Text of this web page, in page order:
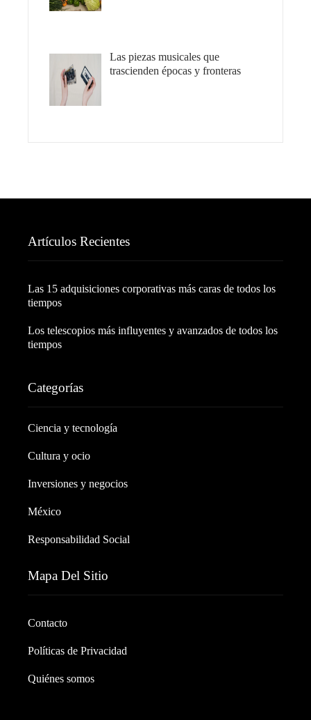
Las piezas musicales que
trascienden épocas y fronteras
Artículos Recientes
Las 15 adquisiciones corporativas más caras de todos los
tiempos
Los telescopios más influyentes y avanzados de todos los
tiempos
Categorías
Ciencia y tecnología
Cultura y ocio
Inversiones y negocios
México
Responsabilidad Social
Mapa Del Sitio
Contacto
Políticas de Privacidad
Quiénes somos